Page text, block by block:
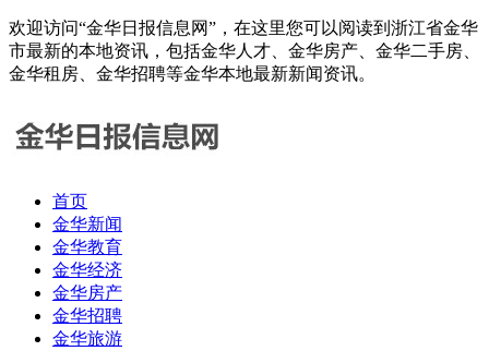
欢迎访问“金华日报信息网”，在这里您可以阅读到浙江省金华
市最新的本地资讯，包括金华人才、金华房产、金华二手房、
金华租房、金华招聘等金华本地最新新闻资讯。
首页
金华新闻
金华教育
金华经济
金华房产
金华招聘
金华旅游